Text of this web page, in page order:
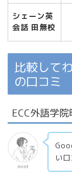
シェーン英
会話 田無校
比較して
の口コミ
ECC外語学
mint
い